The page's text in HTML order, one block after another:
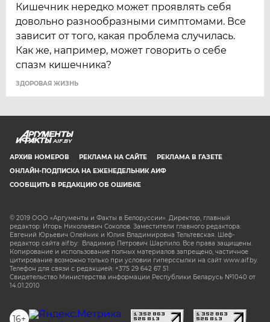
Кишечник нередко может проявлять себя
довольно разнообразными симптомами. Все
зависит от того, какая проблема случилась.
Как же, например, может говорить о себе
спазм кишечника?
ЗДОРОВАЯ ЖИЗНЬ
AIF.BY
АРХИВ НОМЕРОВ РЕКЛАМА НА САЙТЕ
РЕКЛАМА В ГАЗЕТЕ
ОНЛАЙН-ПОДПИСКА НА ЕЖЕНЕДЕЛЬНИК АИФ
СООБЩИТЬ В РЕДАКЦИЮ ОБ ОШИБКЕ
© 2019 ООО «Аргументы и Факты в Белоруссии». Директор, главный
редактор: Игорь Николаевич Соколов. Заместители главного редактора:
Евгений Юрьевич Олейник и Юлия Владимировна Тельтевская. Шеф-
редактор сайта aif.by: Владимир Петрович Шарпило. Все права защищены.
Копирование и использование полных материалов запрещено, частичное
цитирование возможно только при условии гиперссылки на сайт www.aif.by.
Телефон для связи с редакцией: +375 29 642 67 51.
Свидетельство Министерства информации Республики Беларусь №1040 от
14.01.2010
16+